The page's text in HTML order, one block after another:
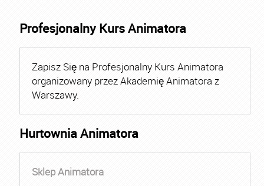
Profesjonalny Kurs Animatora
Zapisz Się na Profesjonalny Kurs Animatora
organizowany przez Akademię Animatora z
Warszawy.
Hurtownia Animatora
Sklep Animatora